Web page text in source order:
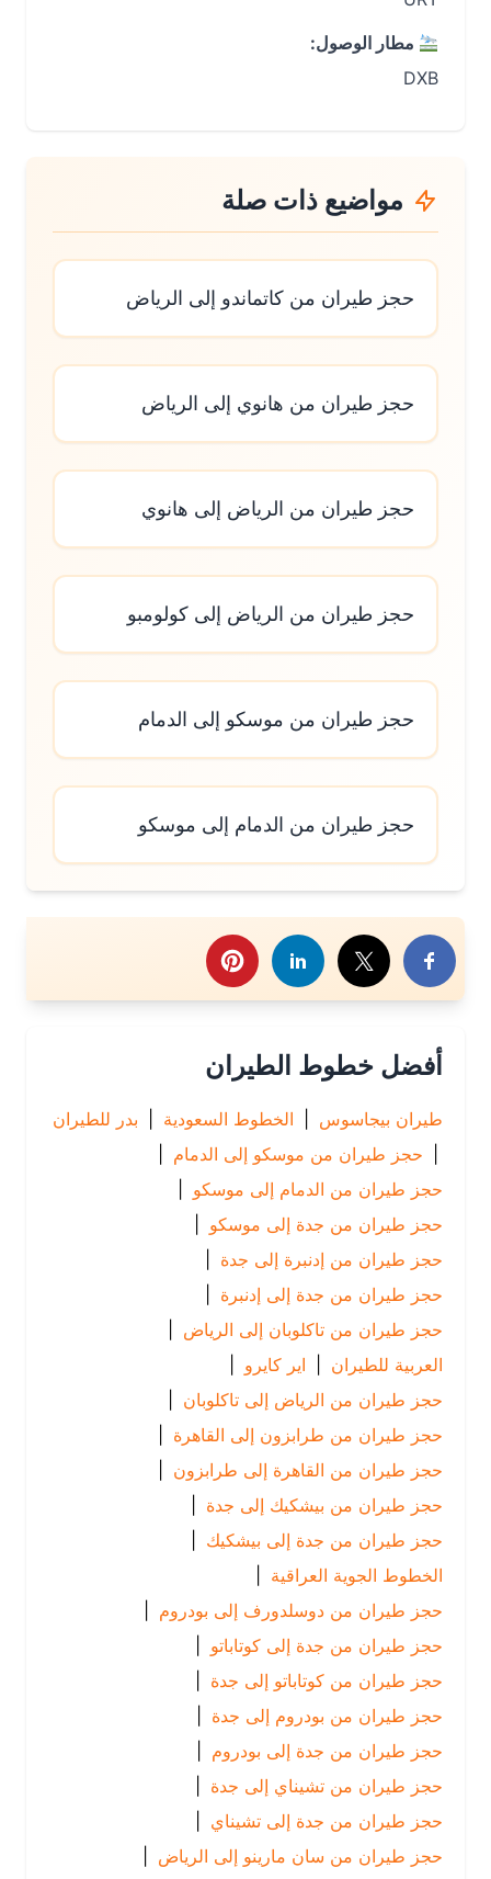
مطار الوصول:
مواضيع ذات صلة
حجز طيران من كاتماندو إلى الرياض
حجز طيران من هانوي إلى الرياض
حجز طيران من الرياض إلى هانوي
حجز طيران من الرياض إلى كولومبو
حجز طيران من موسكو إلى الدمام
حجز طيران من الدمام إلى موسكو
هذا الموضوع
أفضل خطوط الطيران
طيران بيجاسوس | الخطوط السعودية | بدر للطيران
حجز طيران من موسكو إلى الدمام
|
حجز طيران من الدمام إلى موسكو |
حجز طيران من جدة إلى موسكو |
حجز طيران من إدنبرة إلى جدة
حجز طيران من جدة إلى إدنبرة |
حجز طيران من تاكلوبان إلى الرياض
|
العربية للطيران | اير كايرو
|
حجز طيران من الرياض إلى تاكلوبان |
حجز طيران من طرابزون إلى القاهرة |
حجز طيران من القاهرة إلى طرابزون |
حجز طيران من بيشكيك إلى جدة
حجز طيران من جدة إلى بيشكيك |
الخطوط الجوية العراقية
حجز طيران من دوسلدورف إلى بودروم |
حجز طيران من جدة إلى كوتاباتو |
حجز طيران من كوتاباتو إلى جدة
حجز طيران من بودروم إلى جدة
حجز طيران من جدة إلى بودروم |
حجز طيران من تشيناي إلى جدة
حجز طيران من جدة إلى تشيناي |
حجز طيران من سان مارينو إلى الرياض
|